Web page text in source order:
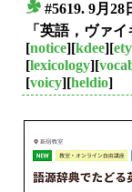
#5619. 9月
「英語，ヴァ
[notice][kdee][
[lexicology][
[voicy][heldio]